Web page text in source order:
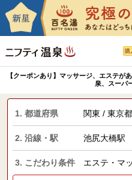
購
【クーポンあり】マッサージ、エステが
泉、スーパ
1. 都道府県 関東 / 東京都
2. 沿線・駅 池尻大橋駅
3. こだわり条件 エステ・マ